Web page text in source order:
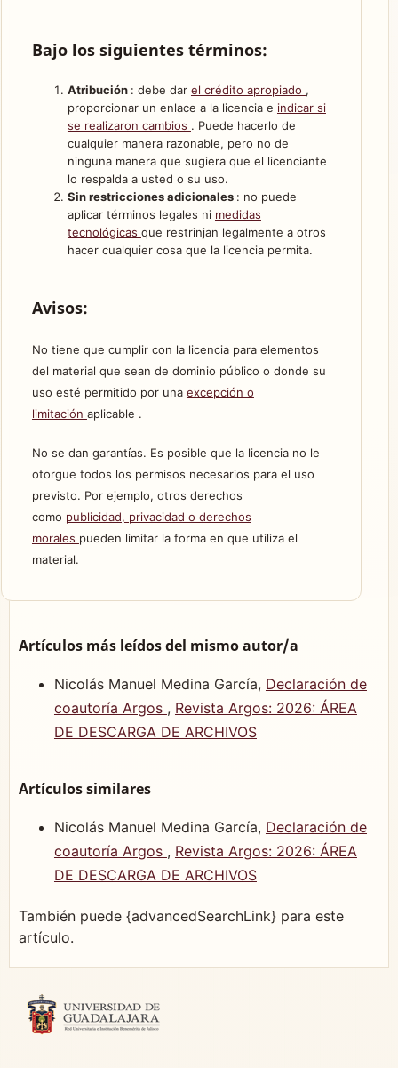
Bajo los siguientes términos:
Atribución : debe dar el crédito apropiado ,
proporcionar un enlace a la licencia e indicar si
se realizaron cambios . Puede hacerlo de
cualquier manera razonable, pero no de
ninguna manera que sugiera que el licenciante
lo respalda a usted o su uso.
Sin restricciones adicionales : no puede
aplicar términos legales ni medidas
tecnológicas que restrinjan legalmente a otros
hacer cualquier cosa que la licencia permita.
Avisos:
No tiene que cumplir con la licencia para elementos
del material que sean de dominio público o donde su
uso esté permitido por una excepción o
limitación aplicable .
No se dan garantías. Es posible que la licencia no le
otorgue todos los permisos necesarios para el uso
previsto. Por ejemplo, otros derechos
como publicidad, privacidad o derechos
morales pueden limitar la forma en que utiliza el
material.
Artículos más leídos del mismo autor/a
Nicolás Manuel Medina García, Declaración de
coautoría Argos , Revista Argos: 2026: ÁREA
DE DESCARGA DE ARCHIVOS
Artículos similares
Nicolás Manuel Medina García, Declaración de
coautoría Argos , Revista Argos: 2026: ÁREA
DE DESCARGA DE ARCHIVOS
También puede {advancedSearchLink} para este
artículo.